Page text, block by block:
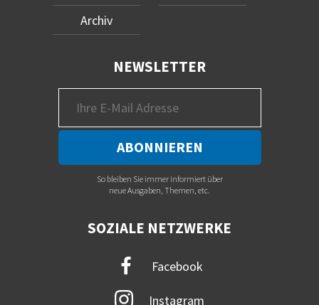
Archiv
NEWSLETTER
So bleiben Sie immer informiert über
neue Ausgaben, Themen, etc.
SOZIALE NETZWERKE
Facebook
Instagram